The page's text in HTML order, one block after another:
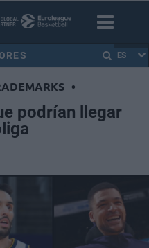
ES
•
podrían llegar